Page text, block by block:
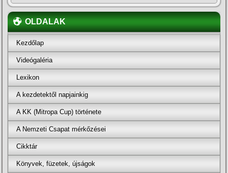
OLDALAK
Kezdőlap
Videógaléria
Lexikon
A kezdetektől napjainkig
A KK (Mitropa Cup) története
A Nemzeti Csapat mérkőzései
Cikktár
Könyvek, füzetek, újságok